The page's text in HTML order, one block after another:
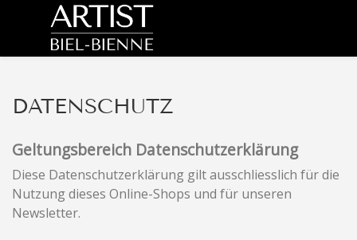
DATENSCHUTZ
Geltungsbereich Datenschutzerklärung
Diese Datenschutzerklärung gilt ausschliesslich für die
Nutzung dieses Online-Shops und für unseren
Newsletter.